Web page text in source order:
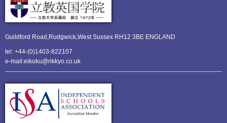
Guildford Road,Rudgwick,West Sussex RH12 3BE ENGLAND
tel: +44-(0)1403-822107
e-mail:eikoku@rikkyo.co.uk